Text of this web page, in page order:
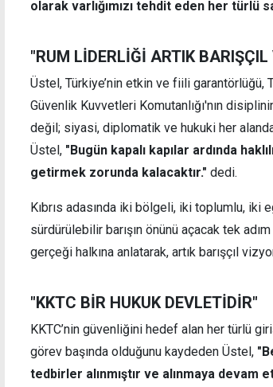
olarak varlığımızı tehdit eden her türlü
"RUM LİDERLİĞİ ARTIK
Üstel, Türkiye’nin etkin ve fiili garantörlüğü,
Güvenlik Kuvvetleri Komutanlığı'nın
değil; siyasi, diplomatik ve hukuki her
Üstel, "Bugün kapalı kapılar ardında
getirmek zorunda kalacaktır." dedi.
Kıbrıs adasında iki bölgeli, iki toplumlu, iki
sürdürülebilir barışın önünü açacak tek
gerçeği halkına anlatarak, artık barışçıl
"KKTC BİR HUKUK DEVLETİDİR"
KKTC’nin güvenliğini hedef alan her türlü
görev başında olduğunu kaydeden Üstel,
tedbirler alınmıştır ve alınmaya